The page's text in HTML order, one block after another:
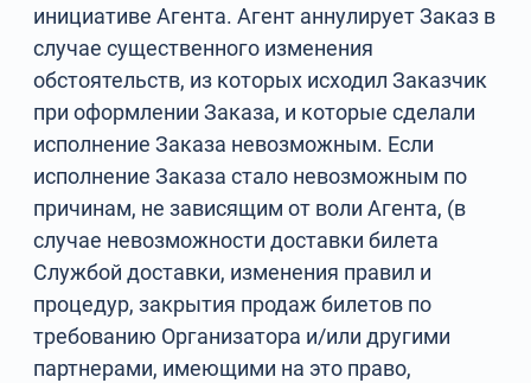
инициативе Агента. Агент аннулирует Заказ в
случае существенного изменения
обстоятельств, из которых исходил Заказчик
при оформлении Заказа, и которые сделали
исполнение Заказа невозможным. Если
исполнение Заказа стало невозможным по
причинам, не зависящим от воли Агента, (в
случае невозможности доставки билета
Службой доставки, изменения правил и
процедур, закрытия продаж билетов по
требованию Организатора и/или другими
партнерами, имеющими на это право,